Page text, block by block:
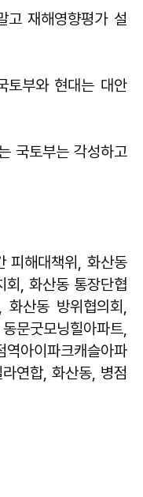
고 재해영향평가 설
토부와 현대는 대안
국토부는 각성하고
피해대책위, 화산동
회, 화산동 통장단협
산동 방위협의회,
문굿모닝힐아파트,
아이파크캐슬아파
연합, 화산동, 병점